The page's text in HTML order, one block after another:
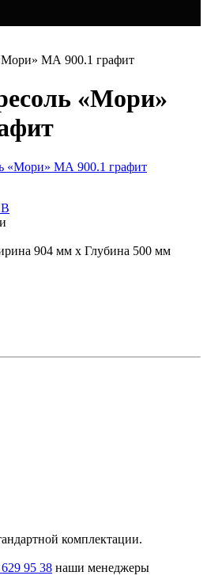
МА 900.1 графит
«Мори»
904 мм x Глубина 500 мм
комплектации.
95 38 наши менеджеры